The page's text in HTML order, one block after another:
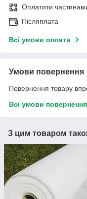
Оплатити
Післяплата
Всі умови оплати
Умови повернення
Повернення товару
Всі умови повернення
З цим товаром